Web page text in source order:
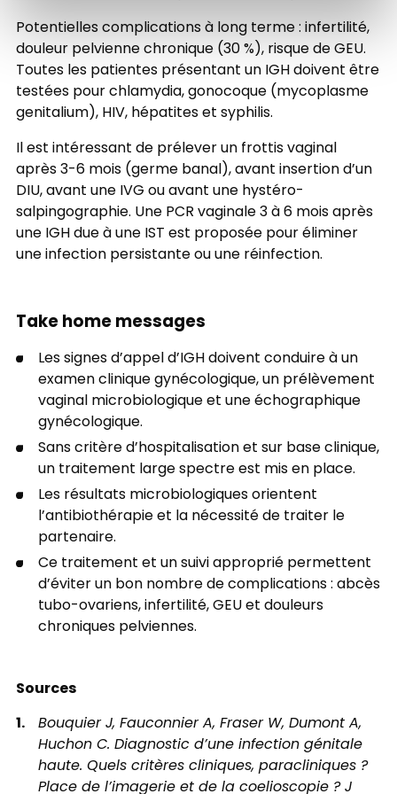
Potentielles complications à long terme : infertilité,
douleur pelvienne chronique (30 %), risque de GEU.
Toutes les patientes présentant un IGH doivent être
testées pour chlamydia, gonocoque (mycoplasme
genitalium), HIV, hépatites et syphilis.
Il est intéressant de prélever un frottis vaginal
après 3-6 mois (germe banal), avant insertion d’un
DIU, avant une IVG ou avant une hystéro-
salpingographie. Une PCR vaginale 3 à 6 mois après
une IGH due à une IST est proposée pour éliminer
une infection persistante ou une réinfection.
Take home messages
Les signes d’appel d’IGH doivent conduire à un
examen clinique gynécologique, un prélèvement
vaginal microbiologique et une échographique
gynécologique.
Sans critère d’hospitalisation et sur base clinique,
un traitement large spectre est mis en place.
Les résultats microbiologiques orientent
l’antibiothérapie et la nécessité de traiter le
partenaire.
Ce traitement et un suivi approprié permettent
d’éviter un bon nombre de complications : abcès
tubo-ovariens, infertilité, GEU et douleurs
chroniques pelviennes.
Sources
Bouquier J, Fauconnier A, Fraser W, Dumont A,
Huchon C. Diagnostic d’une infection génitale
haute. Quels critères cliniques, paracliniques ?
Place de l’imagerie et de la coelioscopie ? J